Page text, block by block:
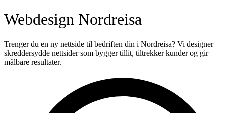
Webdesign Nordreisa
Trenger du en ny nettside til bedriften din i Nordreisa? Vi designer
skreddersydde nettsider som bygger tillit, tiltrekker kunder og gir
målbare resultater.